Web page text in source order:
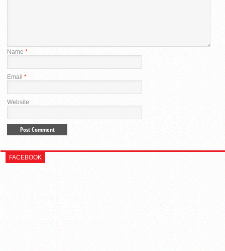
Name *
Email *
Website
FACEBOOK